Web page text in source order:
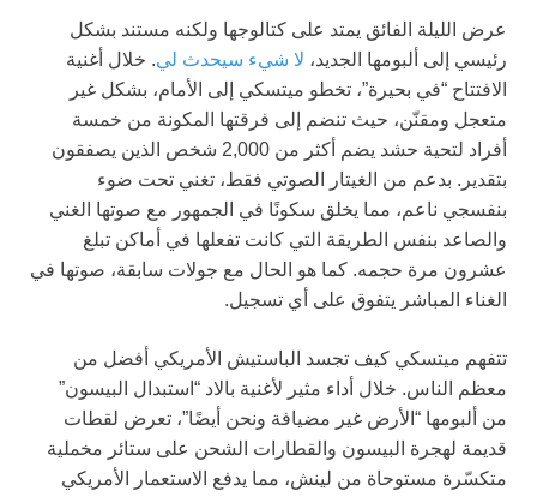
عرض الليلة الفائق يمتد على كتالوجها ولكنه مستند بشكل
رئيسي إلى ألبومها الجديد، لا شيء سيحدث لي. خلال أغنية
الافتتاح “في بحيرة”، تخطو ميتسكي إلى الأمام، بشكل غير
متعجل ومقنّن، حيث تنضم إلى فرقتها المكونة من خمسة
أفراد لتحية حشد يضم أكثر من 2,000 شخص الذين يصفقون
بتقدير. بدعم من الغيتار الصوتي فقط، تغني تحت ضوء
بنفسجي ناعم، مما يخلق سكونًا في الجمهور مع صوتها الغني
والصاعد بنفس الطريقة التي كانت تفعلها في أماكن تبلغ
عشرون مرة حجمه. كما هو الحال مع جولات سابقة، صوتها في
الغناء المباشر يتفوق على أي تسجيل.
تتفهم ميتسكي كيف تجسد الباستيش الأمريكي أفضل من
معظم الناس. خلال أداء مثير لأغنية بالاد “استبدال البيسون”
من ألبومها “الأرض غير مضيافة ونحن أيضًا”، تعرض لقطات
قديمة لهجرة البيسون والقطارات الشحن على ستائر مخملية
متكسّرة مستوحاة من لينش، مما يدفع الاستعمار الأمريكي